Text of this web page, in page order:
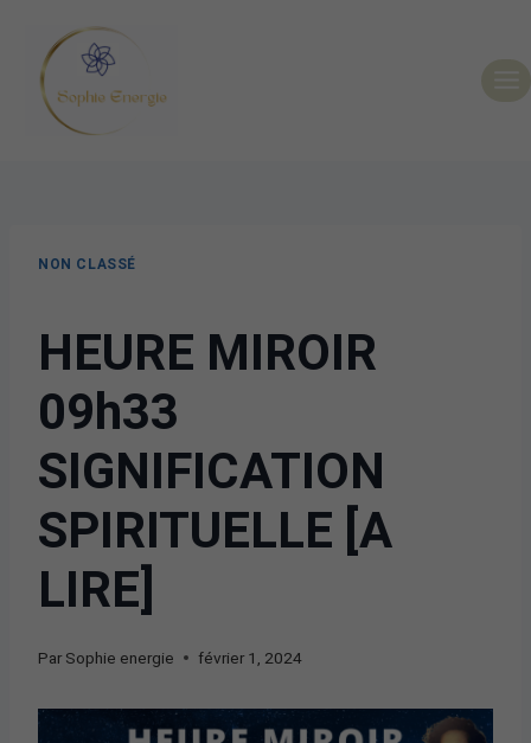
NON CLASSÉ
HEURE MIROIR
09h33
SIGNIFICATION
SPIRITUELLE [A
LIRE]
Par Sophie energie février 1, 2024